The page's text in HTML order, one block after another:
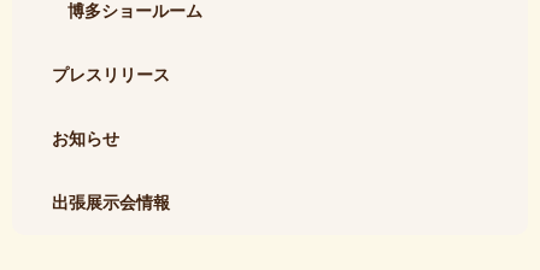
博多ショールーム
プレスリリース
お知らせ
出張展示会情報